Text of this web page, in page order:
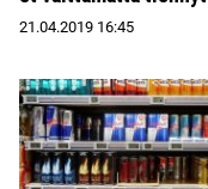
21.04.2019 16:45